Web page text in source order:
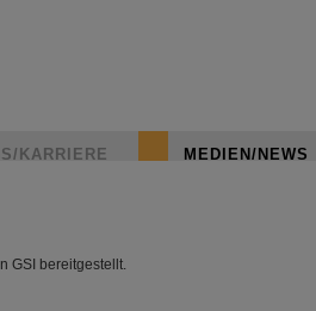
KARRIERE MEDIEN/NEWS
GSI bereitgestellt.